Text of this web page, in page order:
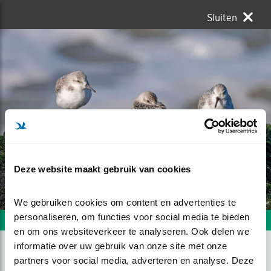
Deze website maakt gebruik van cookies
We gebruiken cookies om content en advertenties te
personaliseren, om functies voor social media te bieden
en om ons websiteverkeer te analyseren. Ook delen we
informatie over uw gebruik van onze site met onze
partners voor social media, adverteren en analyse. Deze
Sluiten
Volgende foto Vorige foto